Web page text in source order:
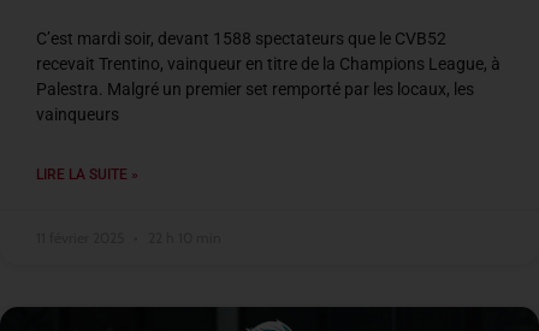
C’est mardi soir, devant 1588 spectateurs que le CVB52
recevait Trentino, vainqueur en titre de la Champions League, à
Palestra. Malgré un premier set remporté par les locaux, les
vainqueurs
LIRE LA SUITE »